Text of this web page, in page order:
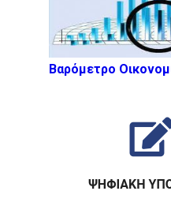
Βαρόμετρο